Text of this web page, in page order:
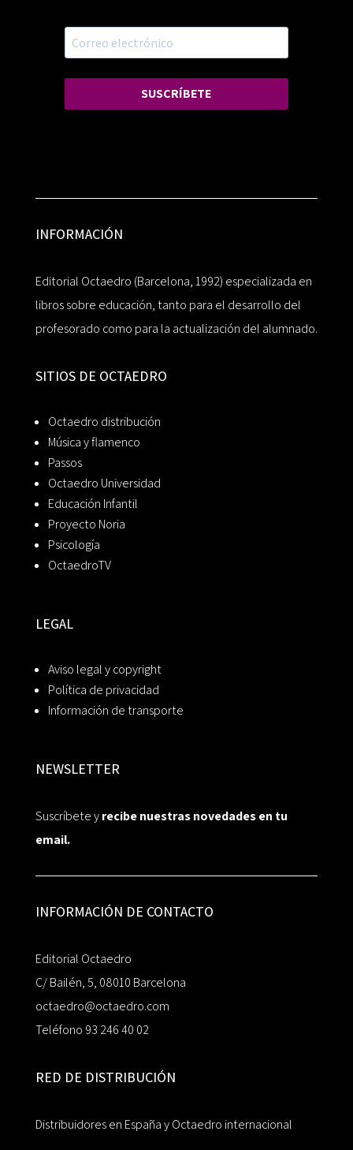
SUSCRÍBETE
INFORMACIÓN
Editorial Octaedro (Barcelona, 1992) especializada en
libros sobre educación, tanto para el desarrollo del
profesorado como para la actualización del alumnado.
SITIOS DE OCTAEDRO
Octaedro distribución
Música y flamenco
Passos
Octaedro Universidad
Educación Infantil
Proyecto Noria
Psicología
OctaedroTV
LEGAL
Aviso legal y copyright
Política de privacidad
Información de transporte
NEWSLETTER
Suscríbete yrecibe nuestras novedades en tu
email.
INFORMACIÓN DE CONTACTO
Editorial Octaedro
C/ Bailén, 5, 08010 Barcelona
octaedro@octaedro.com
Teléfono 93 246 40 02
RED DE DISTRIBUCIÓN
Distribuidores en España y Octaedro internacional